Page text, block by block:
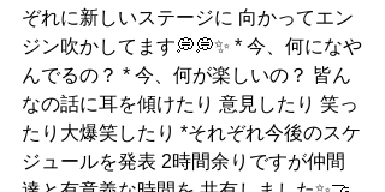
ぞれに新しいステージに 向かってエン
ジン吹かしてます💭💭✨ * 今、何になや
んでるの？ * 今、何が楽しいの？ 皆ん
なの話に耳を傾けたり 意見したり 笑っ
たり大爆笑したり *それぞれ今後のスケ
ジュールを発表 2時間余りですが仲間